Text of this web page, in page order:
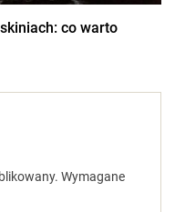
co warto
Wymagane